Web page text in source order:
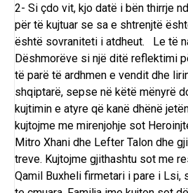
2- Si çdo vit, kjo datë i bën thirrje
për të kujtuar se sa e shtrenjtë
është sovraniteti i atdheut. Le të
Dëshmorëve si një ditë reflektimi
të parë të ardhmen e vendit dhe
shqiptarë, sepse në këtë mënyrë
kujtimin e atyre që kanë dhënë
kujtojme me mirenjohje sot
Mitro Xhani dhe Lefter Talon dhe
treve. Kujtojme gjithashtu sot me
Qamil Buxheli firmetari i pare i Lsi,